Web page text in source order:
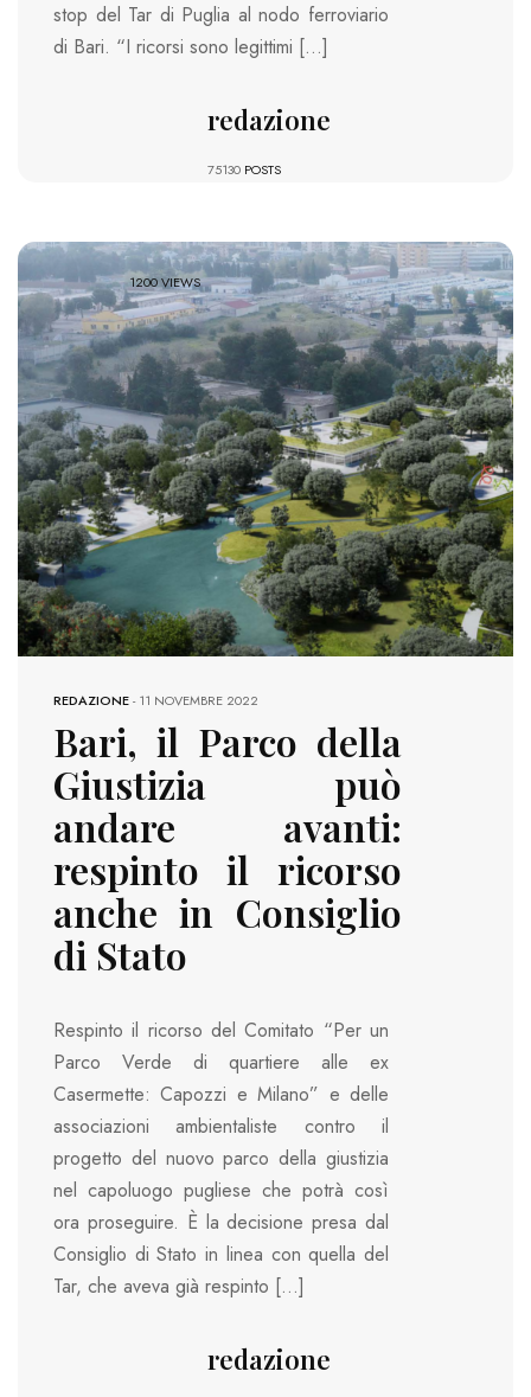
stop del Tar di Puglia al nodo ferroviario
di Bari. “I ricorsi sono legittimi […]
redazione
75130 POSTS
1200 VIEWS
REDAZIONE-11 NOVEMBRE 2022
Bari, il Parco della
Giustizia può
andare avanti:
respinto il ricorso
anche in Consiglio
di Stato
Respinto il ricorso del Comitato “Per un
Parco Verde di quartiere alle ex
Casermette: Capozzi e Milano” e delle
associazioni ambientaliste contro il
progetto del nuovo parco della giustizia
nel capoluogo pugliese che potrà così
ora proseguire. È la decisione presa dal
Consiglio di Stato in linea con quella del
Tar, che aveva già respinto […]
redazione